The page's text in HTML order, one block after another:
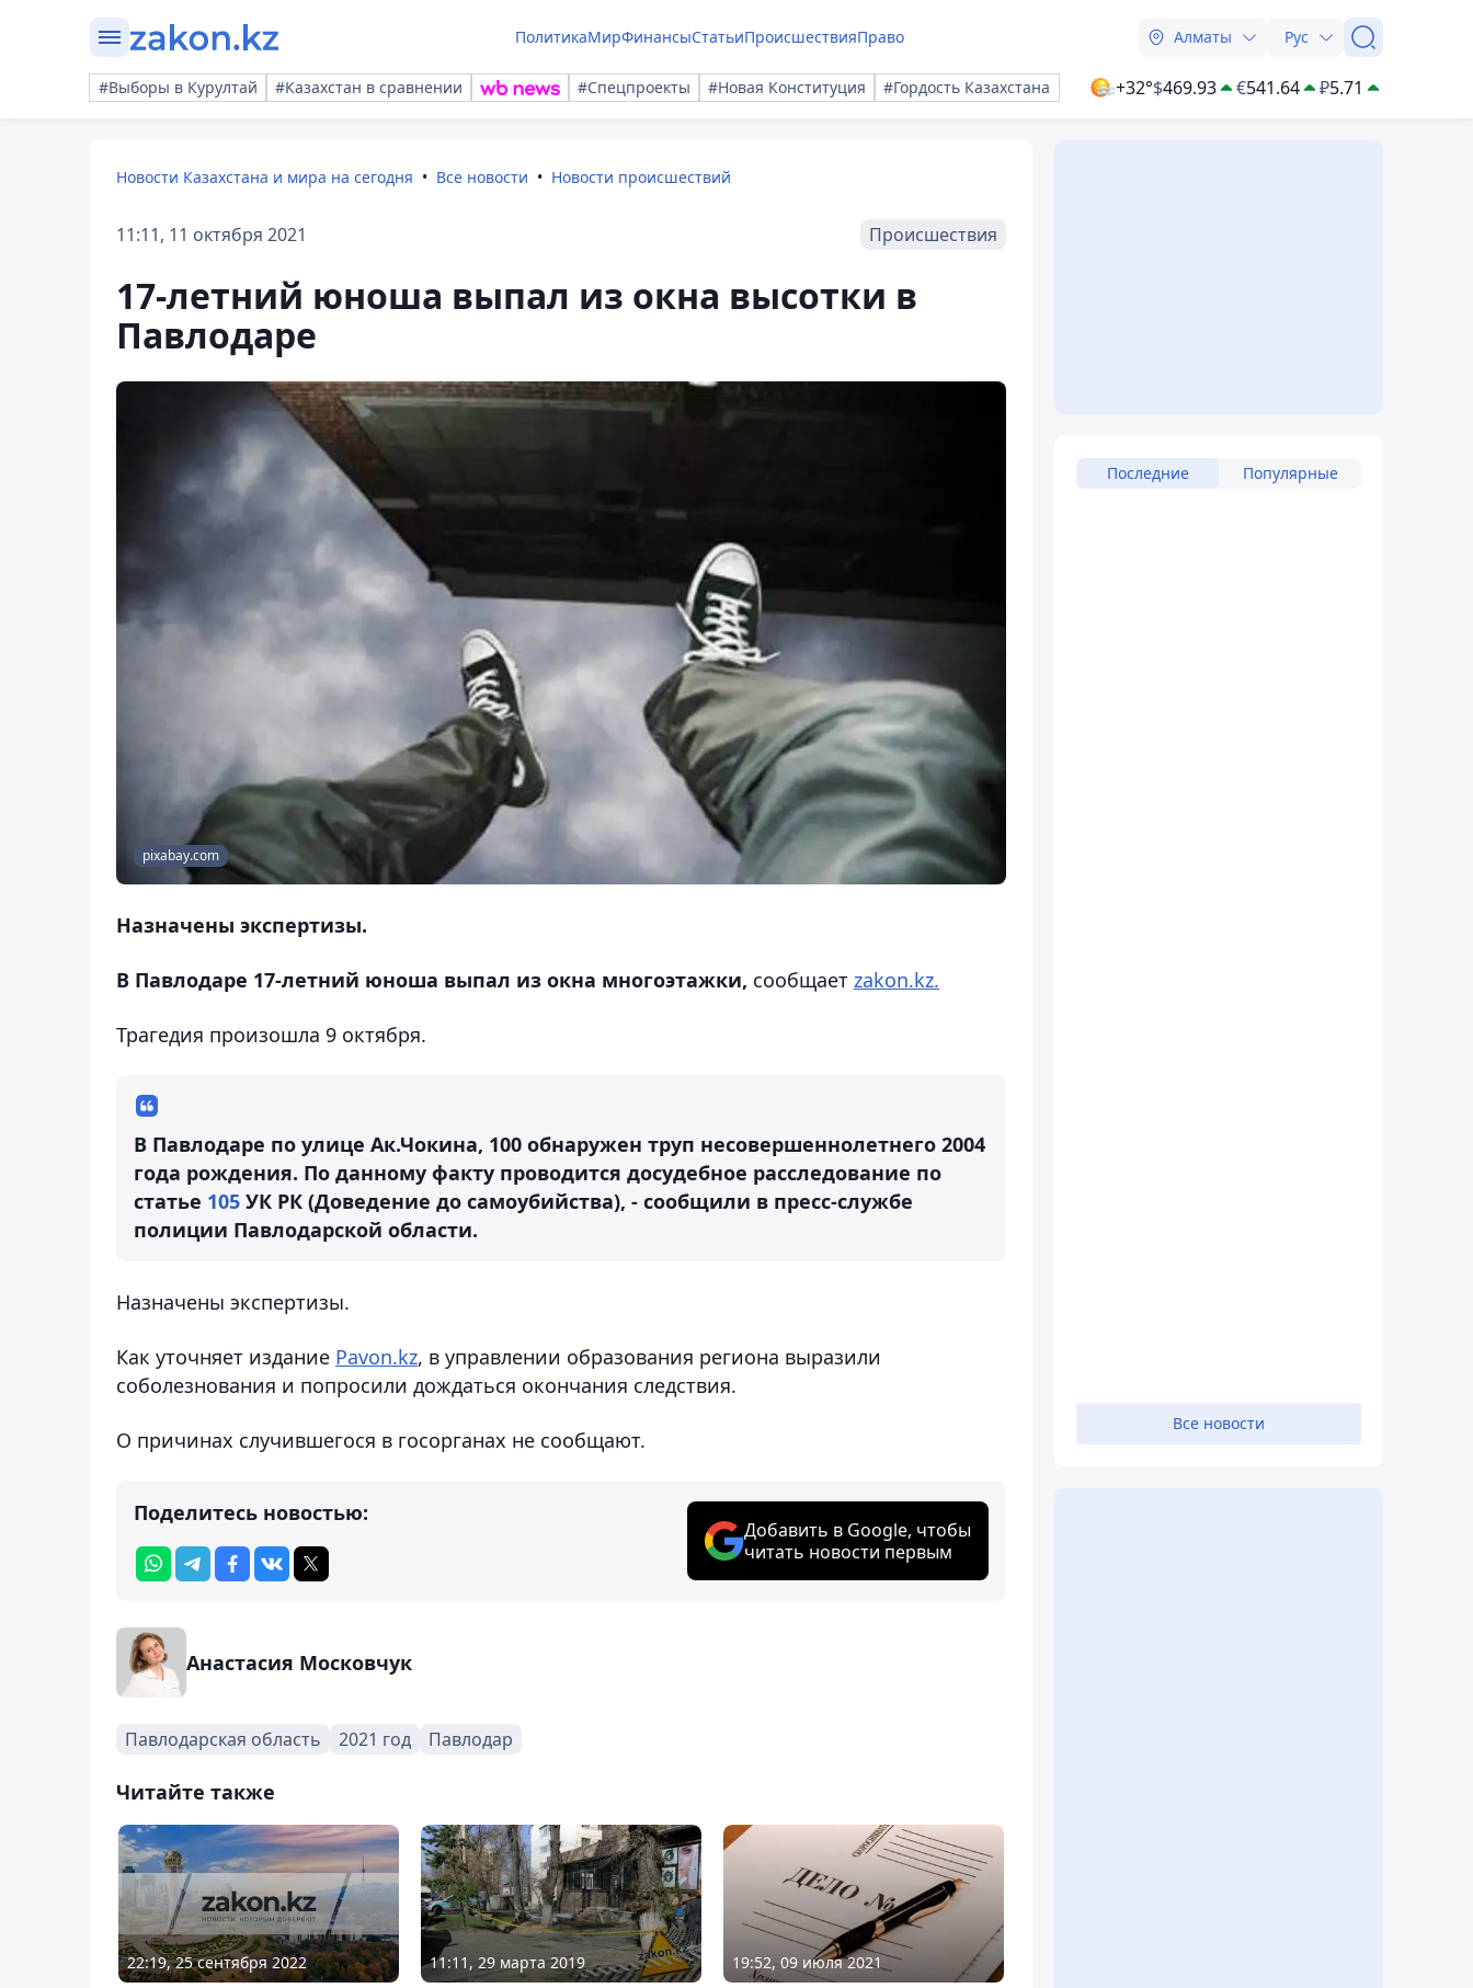
ПолитикаМирФинансыСтатьиПроисшествияПраво Алматы Рус
#Выборы в Курултай #Казахстан в сравнении #Спецпроекты #Новая Конституция #Гордость Казахстана +32°$469.93 €541.64 ₽5.71
Новости Казахстана и мира на сегодня Все новости Новости происшествий
11:11, 11 октября 2021 Происшествия
17-летний юноша выпал из окна высотки в
Павлодаре
pixabay.com
Назначены экспертизы.
В Павлодаре 17-летний юноша выпал из окна многоэтажки, сообщает zakon.kz.
Трагедия произошла 9 октября.
В Павлодаре по улице Ак.Чокина, 100 обнаружен труп несовершеннолетнего 2004
года рождения. По данному факту проводится досудебное расследование по
статье 105 УК РК (Доведение до самоубийства), - сообщили в пресс-службе
полиции Павлодарской области.
Назначены экспертизы.
Как уточняет издание Pavon.kz, в управлении образования региона выразили
соболезнования и попросили дождаться окончания следствия.
О причинах случившегося в госорганах не сообщают.
Поделитесь новостью:
Добавить в Google, чтобы
читать новости первым
Анастасия Московчук
Павлодарская область 2021 год Павлодар
Читайте также
22:19, 25 сентября 2022 11:11, 29 марта 2019 19:52, 09 июля 2021
Последние Популярные
Все новости